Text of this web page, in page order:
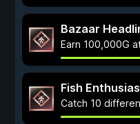
Bazaar
Earn 100,000G
Fish
Catch 10